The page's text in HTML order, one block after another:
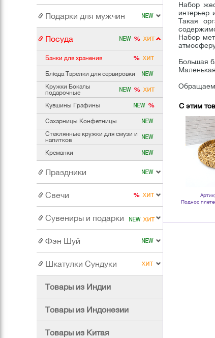
Подарки для мужчин
Посуда
Банки для хранения
Блюда Тарелки для сервировки
Кружки Бокалы
подарочные
Кувшины Графины
Сахарницы Конфетницы
Стеклянные кружки для смузи и
напитков
Креманки
Праздники
Свечи
Сувениры и подарки
Фэн Шуй
Шкатулки Сундуки
Товары из Индии
Товары из Индонезии
Товары из Китая
Набор
интерьер
Такая
Набор
Большая
Обращаем
С этим
Артикул: 503759
Дуэт диаметр 26 30 см водный
Артикул: 503757
хранения Дуэт диаметр 26 28 см
Поднос